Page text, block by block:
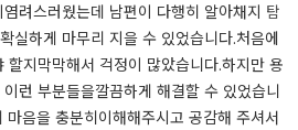
려스러웠는데 남편이 다행히 알아채지 탐
실하게 마무리 지을 수 있었습니다.​​​​​​​​처음에
지​막막해서 걱정이 많았습니다.​하지만 용
런 부분들을​깔끔하게 해결할 수 있었습니
음을 충분히​이해해주시고 공감해 주셔서